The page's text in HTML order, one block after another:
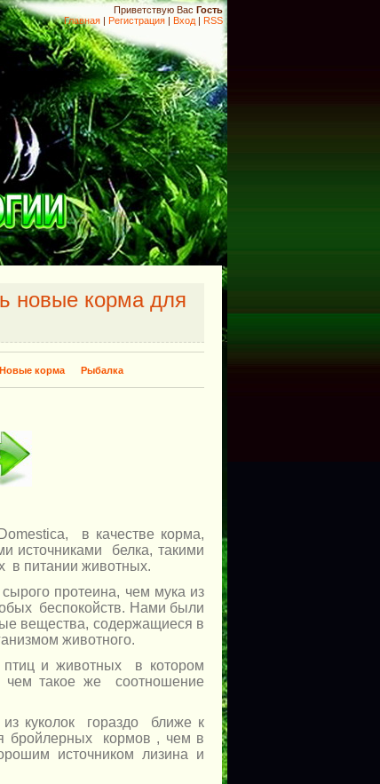
Приветствую Вас Гость
Главная | Регистрация | Вход | RSS
новые корма для
Новые корма Рыбалка​
в качестве корма,
источниками белка, такими
в питании животных.
протеина, чем мука из
беспокойств. Нами были
вещества, содержащиеся в
животного.
и животных в котором
чем такое же соотношение
куколок гораздо ближе к
бройлерных кормов , чем в
источником лизина и